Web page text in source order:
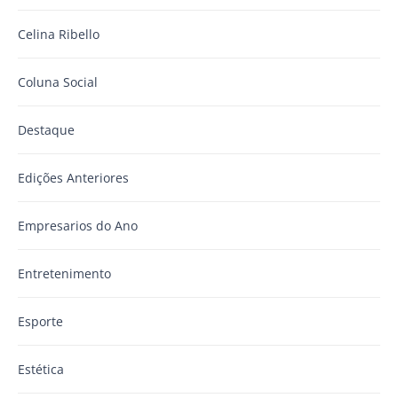
Celina Ribello
Coluna Social
Destaque
Edições Anteriores
Empresarios do Ano
Entretenimento
Esporte
Estética